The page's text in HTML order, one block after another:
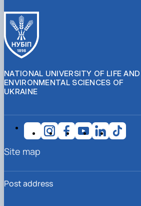
NATIONAL UNIVERSITY OF LIFE AND
ENVIRONMENTAL SCIENCES OF
UKRAINE
Post address
Site map